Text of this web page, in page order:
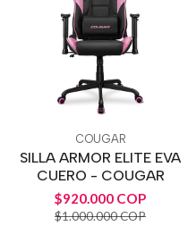
COUGAR
SILLA ARMOR ELITE EVA
CUERO - COUGAR
$920.000 COP
$1.000.000 COP